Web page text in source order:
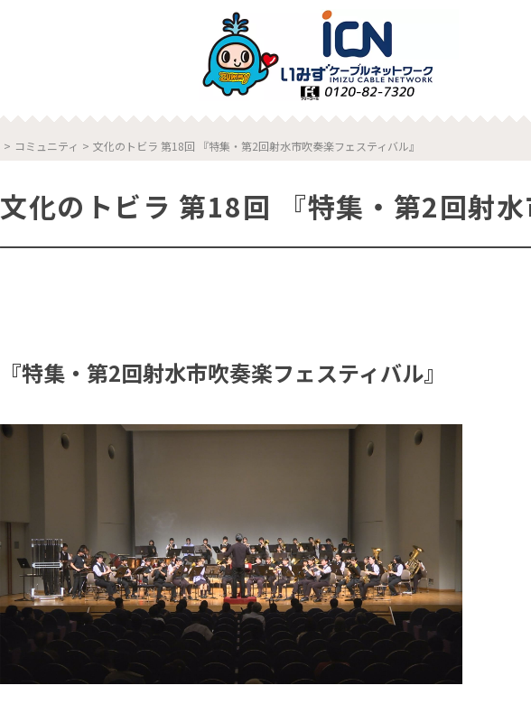
> コミュニティ > 文化のトビラ 第18回 『特集・第2回射水市吹奏楽フェスティバル』
文化のトビラ 第18回 『特集・第2回射水
『特集・第2回射水市吹奏楽フェスティバル』